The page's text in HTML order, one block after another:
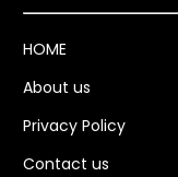
HOME
About us
Privacy Policy
Contact us